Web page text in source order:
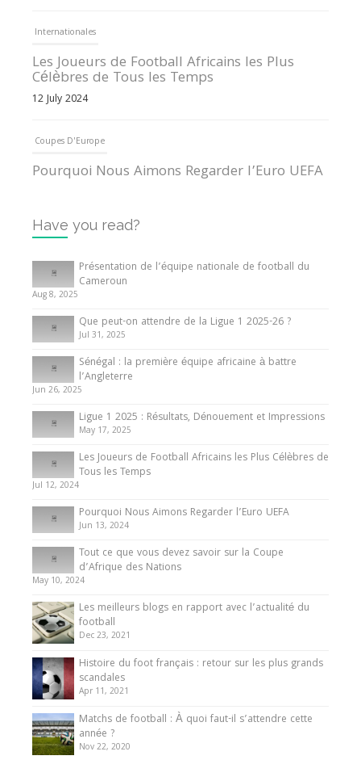
Internationales
Les Joueurs de Football Africains les Plus
Célèbres de Tous les Temps
12 July 2024
Coupes D'Europe
Pourquoi Nous Aimons Regarder l’Euro UEFA
Internationales
Tout ce que vous devez savoir sur la Coupe
d’Afrique des Nations
10 May 2024
Internationales
Présentation de l’équipe nationale de football
du Cameroun
8 August 2025
Have you read?
Présentation de l’équipe nationale de football du
Cameroun
Aug 8, 2025
Que peut-on attendre de la Ligue 1 2025-26 ?
Jul 31, 2025
Sénégal : la première équipe africaine à battre
l’Angleterre
Jun 26, 2025
Ligue 1 2025 : Résultats, Dénouement et Impressions
May 17, 2025
Les Joueurs de Football Africains les Plus Célèbres de
Tous les Temps
Jul 12, 2024
Pourquoi Nous Aimons Regarder l’Euro UEFA
Jun 13, 2024
Tout ce que vous devez savoir sur la Coupe
d’Afrique des Nations
May 10, 2024
Les meilleurs blogs en rapport avec l’actualité du
football
Dec 23, 2021
Histoire du foot français : retour sur les plus grands
scandales
Apr 11, 2021
Matchs de football : À quoi faut-il s’attendre cette
année ?
Nov 22, 2020